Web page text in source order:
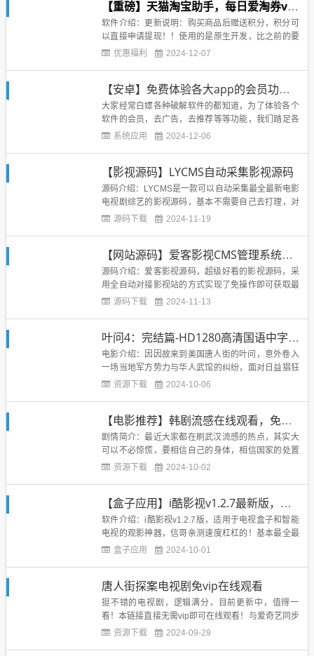
下载地址：...
【重磅】天猫淘宝助手，每日爱淘券v3.3.1，大额优惠券，购买立返现金，随便就省好几百
软件介绍：更新说明：购买商品后赠送积分，积分可
以直接申请提现！！使用的是原生开发，比之前的要
流畅很多很多！软件集合了所有的天猫和淘宝优惠商
团队每天更新的，所以品质有保障！大额券有很多，
使用也超级简单，直接淘宝...
优惠福利 2024-12-07
【安卓】免费体验各大app的会员功能，你确定你不来？
大家经常白嫖各种破解软件的都知道，为了体验各个
软件的会员，去广告，去推荐等等功能，我们踏足各
种论坛，经常引擎搜索一个遍，也找不到靠谱的软
推出了卓聚app破解应用市场！所谓破解也不完全正
确，准确说应该叫做会员体...
系统应用 2024-12-06
【影视源码】LYCMS自动采集影视源码
源码介绍：LYCMS是一款可以自动采集最全最新电影
电视剧综艺的影视源码，基本不需要自己去打理，对
接影视站，装完就可以使用！LYCMS基于ThinkPHP
atabase.php】数据库信息修改...
源码下载 2024-11-19
【网站源码】爱客影视CMS管理系统源码V2.0.2 全解无授权
源码介绍：爱客影视源码，超级好看的影视源码，采
用全自动对接影视站的方式实现了免操作即可获取最
全最新的影视综艺内容，全部可免费观看！本版为2.
后台采用layuicms框架后台采用layuicms框架增加Q
Q...
源码下载 2024-11-13
叶问4：完结篇-HD1280高清国语中字版在线免费观看
电影介绍：因因故来到美国唐人街的叶问，意外卷入
一场当地军方势力与华人武馆的纠纷，面对日益猖狂
的民族歧视与压迫，叶问挺身而出，在美国海军陆战
图：播放地址：超级流畅，快进不卡顿http://www.tv3
65....
资源下载 2024-10-06
【电影推荐】韩剧流感在线观看，免费高清
剧情简介：最近大家都在刷武汉流感的热点，其实大
可以不必惊慌，要相信自己的身体，相信国家的处置
能力。不信谣不传谣。这电影是13年的韩国电影，一
但是整个集装箱内的偷渡客几乎全部死亡，只有一人
拖着羸弱的身体侥幸逃入...
资源下载 2024-10-02
【盒子应用】i酷影视v1.2.7最新版，速度超级快的智能电视观影神器
软件介绍：i酷影视v1.2.7版，适用于电视盒子和智能
电视的观影神器，信哥亲测速度杠杠的！基本最全最
新的电视都可以搜到，当然了，这个是完全免费的！
anzous...
盒子应用 2024-10-01
唐人街探案电视剧免vip在线观看
挺不错的电视剧，逻辑满分，目前更新中，值得一
看！本链接直接无需vip即可在线观看！与爱奇艺同步
更新！在线观看地址：http://www.tv365.vip/vod/tv/Qb
资源下载 2024-09-29